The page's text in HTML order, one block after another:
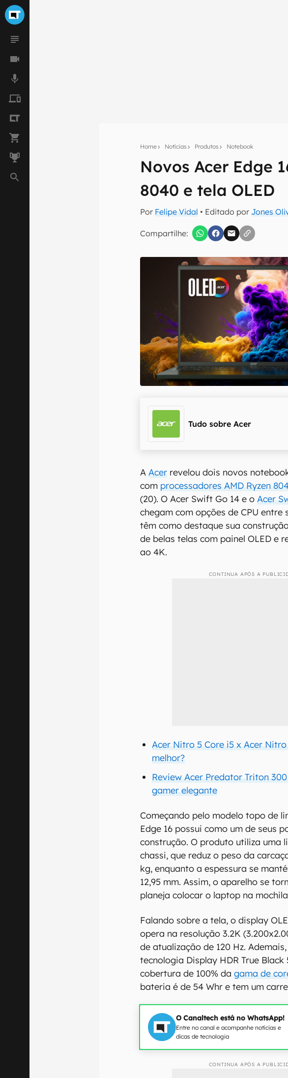
Home Notícias Produtos Notebook
Novos Acer Edge
8040 e tela OLED
Por Felipe Vidal • Editado por Jones
Compartilhe:
Seu resumo inteligente
Assine a newsletter do Canaltech
Confirmo que li, aceito e concordo
Tudo sobre Acer
AAcer revelou dois novos
com processadores AMD Ryzen
(20). O Acer Swift Go 14 e oAcer
chegam com opções de CPU entre
têm como destaque sua
de belas telas com painel OLED e
ao 4K.
CONTINUA APÓS A
Acer Nitro 5 Core i5 x Acer Nitro
melhor?
Review Acer Predator Triton
gamer elegante
Começando pelo modelo topo de
Edge 16 possui como um de seus
construção. O produto utiliza uma
chassi, que reduz o peso da
kg, enquanto a espessura se
12,95 mm. Assim, o aparelho se
planeja colocar o laptop na
Falando sobre a tela, o display
opera na resolução 3.2K
de atualização de 120 Hz.
tecnologia Display HDR True Black
cobertura de 100% dagama de
bateria é de 54 Whr e tem um
O Canaltech está no WhatsApp!
Entre no canal e acompanhe notícias e
dicas de tecnologia
CONTINUA APÓS A